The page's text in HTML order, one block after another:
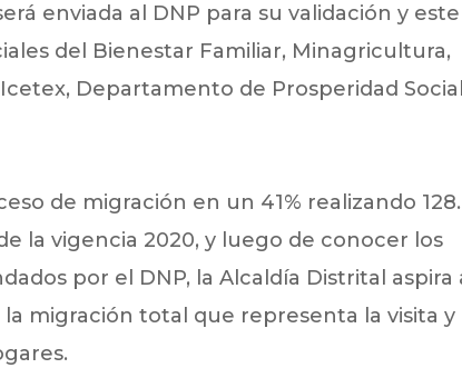
enviada al DNP para su validación y
del Bienestar Familiar, Minagricultura,
Departamento de Prosperidad
de migración en un 41% realizando
la vigencia 2020, y luego de conocer los
por el DNP, la Alcaldía Distrital aspira
la migración total que representa la visita y